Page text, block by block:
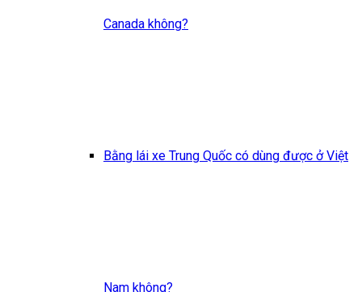
Canada không?
Bằng lái xe Trung Quốc có dùng được ở Việt
Nam không?